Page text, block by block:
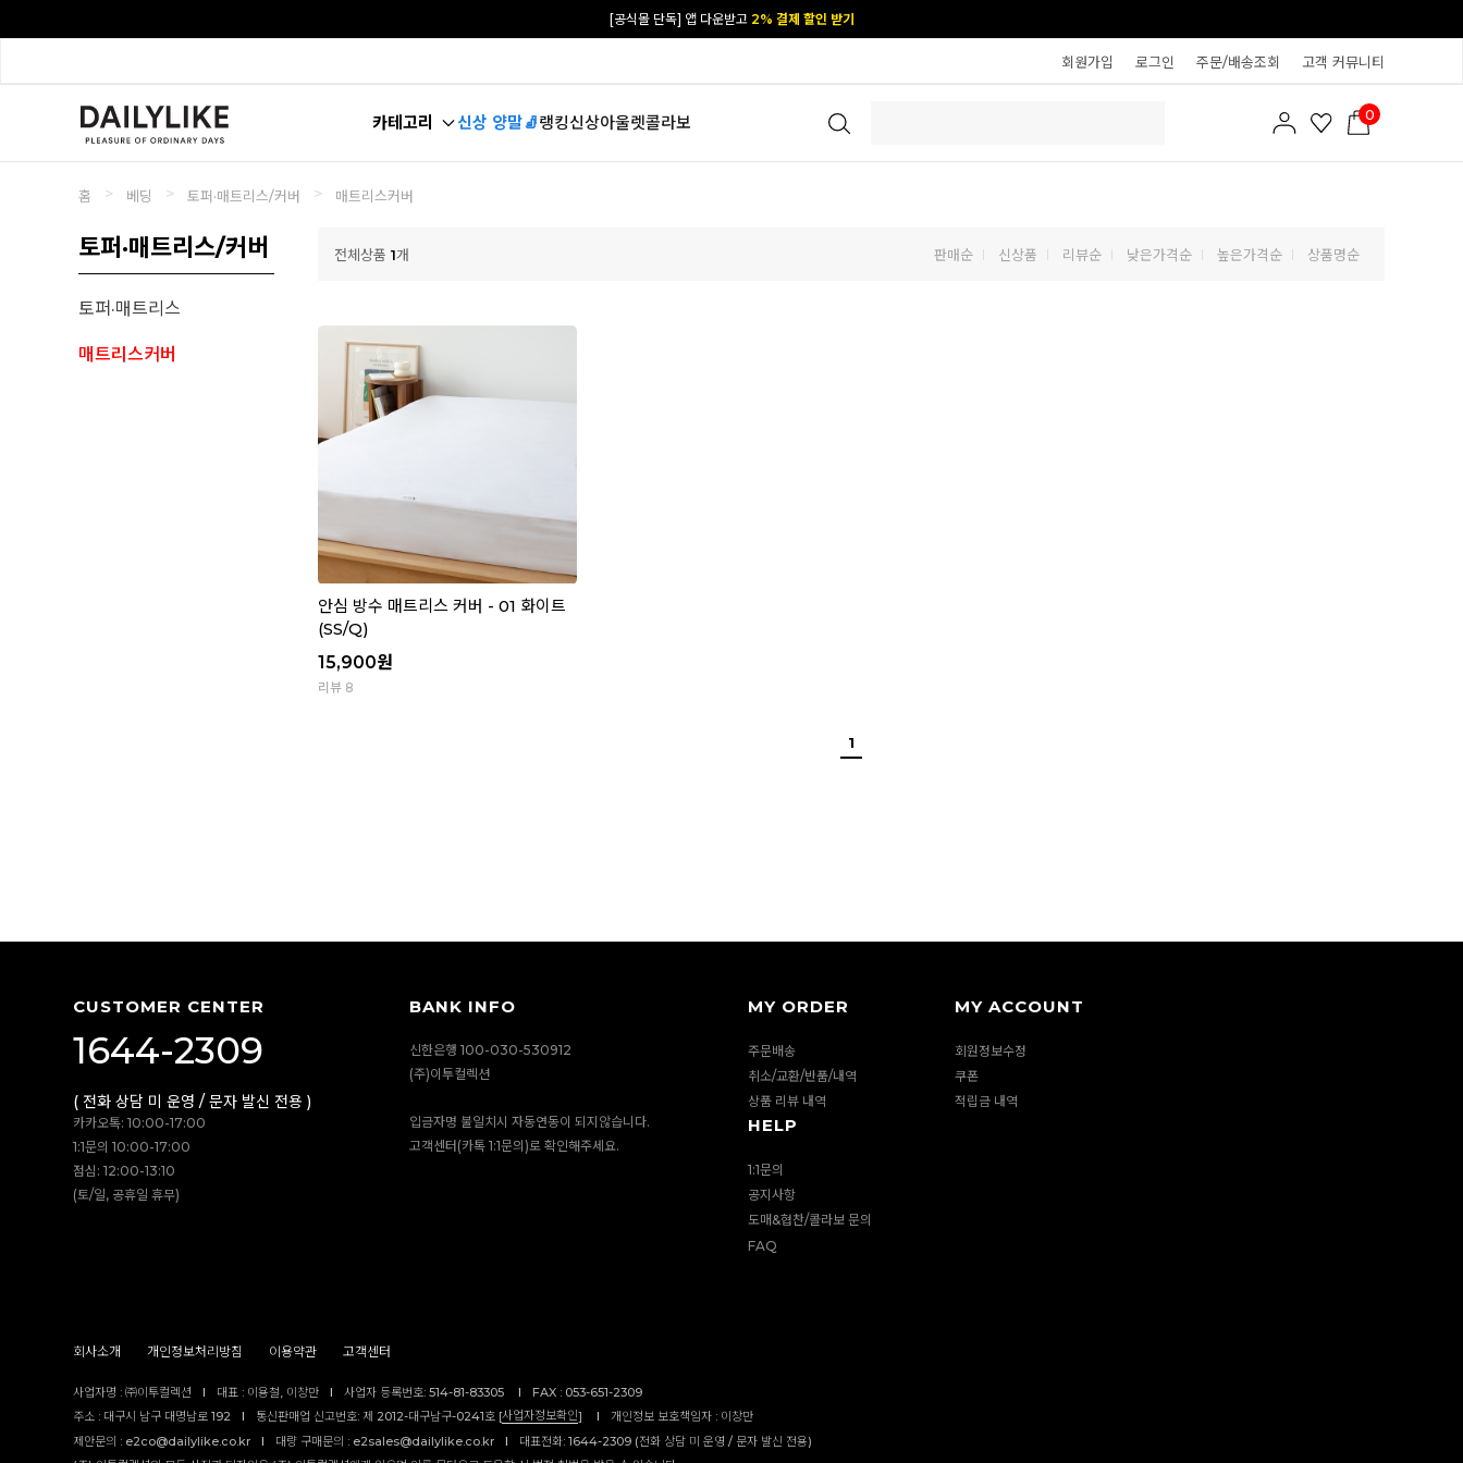
[공식몰 단독] 앱 다운받고 2% 결제 할인 받기
회원가입 로그인 주문/배송조회 고객 커뮤니티
카테고리 신상 양말🧦랭킹신상아울렛콜라보 0
홈 > 베딩 > 토퍼·매트리스/커버 > 매트리스커버
토퍼·매트리스/커버
토퍼·매트리스
매트리스커버
전체상품 1개 판매순 신상품 리뷰순 낮은가격순 높은가격순 상품명순
안심 방수 매트리스 커버 - 01 화이트
(SS/Q)
15,900원
리뷰 8
1
CUSTOMER CENTER
1644-2309
( 전화 상담 미 운영 / 문자 발신 전용 )
카카오톡: 10:00-17:00
1:1문의 10:00-17:00
점심: 12:00-13:10
(토/일, 공휴일 휴무)
BANK INFO
신한은행 100-030-530912
(주)이투컬렉션
입금자명 불일치시 자동연동이 되지않습니다.
고객센터(카톡 1:1문의)로 확인해주세요.
MY ORDER
주문배송
취소/교환/반품/내역
상품 리뷰 내역
MY ACCOUNT
회원정보수정
쿠폰
적립금 내역
HELP
1:1문의
공지사항
도매&협찬/콜라보 문의
FAQ
회사소개 개인정보처리방침 이용약관 고객센터
사업자명 : ㈜이투컬렉션 I 대표 : 이용철, 이창만 I 사업자 등록번호: 514-81-83305 I
FAX : 053-651-2309
주소 : 대구시 남구 대명남로 192
I 통신판매업 신고번호: 제 2012-대구남구-0241호 [사업자정보확인] I
개인정보 보호책임자 : 이창만
제안문의 : e2co@dailylike.co.kr
I 대량 구매문의 : e2sales@dailylike.co.kr I
대표전화: 1644-2309 (전화 상담 미 운영 / 문자 발신 전용)